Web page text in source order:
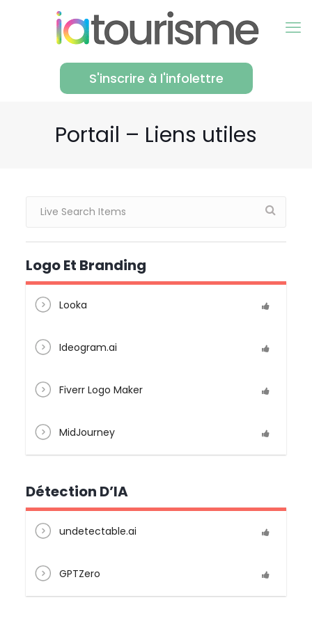
S'inscrire à l'infolettre
Portail – Liens utiles
Logo Et Branding
Looka
Ideogram.ai
Fiverr Logo Maker
MidJourney
Détection D’IA
undetectable.ai
GPTZero